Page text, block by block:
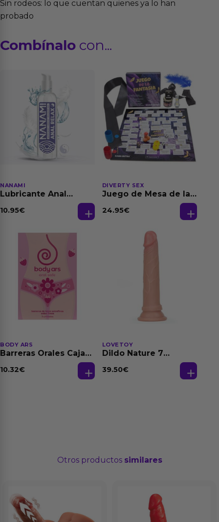
Sin rodeos: lo que cuentan quienes ya lo han
probado
Combínalo con...
NANAMI
Lubricante Anal
Dilatación Base Agua
10.95€
DIVERTY SEX
Juego de Mesa de las
24.95€
BODY ARS
Barreras Orales Caja
10.32€
LOVETOY
Dildo Nature 7
Natural
39.50€
Otros productos similares